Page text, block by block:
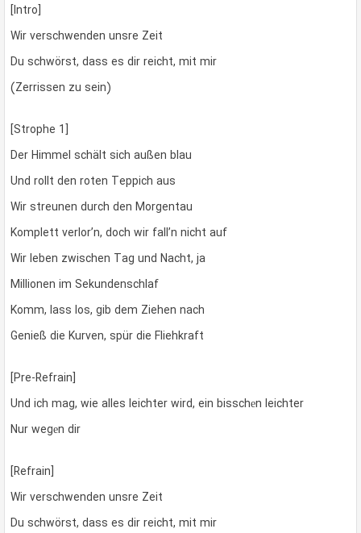
[Intro]
Wir verschwenden unsre Zeit
Du schwörst, dass es dir reicht, mit mir
(Zerrissen zu sein)
[Strophe 1]
Der Himmel schält sich außen blau
Und rollt den roten Teppich aus
Wir streunen durch den Morgentau
Komplett verlor’n, doch wir fall’n nicht auf
Wir leben zwischen Tag und Nacht, ja
Millionen im Sekundenschlaf
Komm, lass los, gib dem Ziehen nach
Genieß die Kurven, spür die Fliehkraft
[Pre-Refrain]
Und ich mag, wie alles leichter wird, ein bisschеn leichter
Nur wegеn dir
[Refrain]
Wir verschwenden unsre Zeit
Du schwörst, dass es dir reicht, mit mir